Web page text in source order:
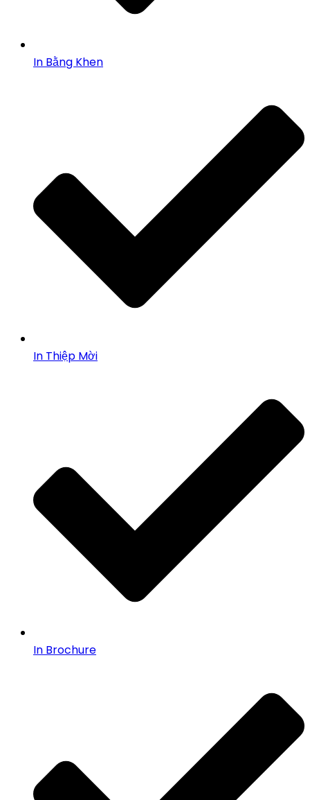
In Bằng Khen
In Thiệp Mời
In Brochure